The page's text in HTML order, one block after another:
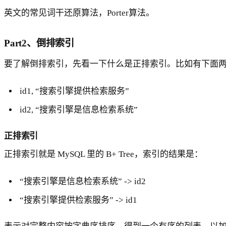
英文的常见词干还原算法，Porter算法。
Part2、倒排索引
要了解倒排索引，先看一下什么是正排索引。比如有下面
id1, “搜索引擎提供检索服务”
id2, “搜索引擎是信息检索系统”
正排索引
正排索引就是 MySQL 里的 B+ Tree，索引的结果是：
“搜索引擎是信息检索系统” -> id2
“搜索引擎提供检索服务” -> id1